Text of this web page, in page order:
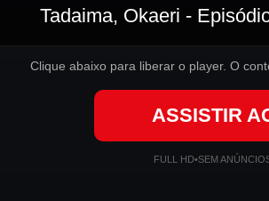
Tadaima, Okaeri -
Clique abaixo para liberar o player. O
ASSISTIR
FULL HD•SEM